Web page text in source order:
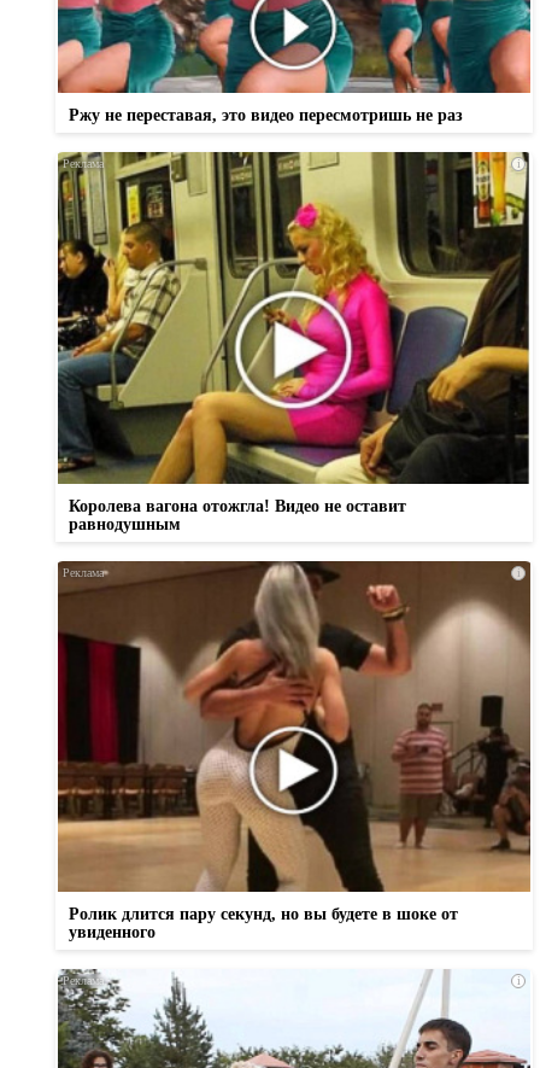
Ржу не переставая, это видео пересмотришь не раз
i
Королева вагона отожгла! Видео не оставит
равнодушным
i
Ролик длится пару секунд, но вы будете в шоке от
увиденного
i